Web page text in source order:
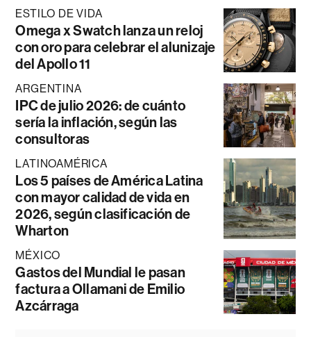
ESTILO DE VIDA
Omega x Swatch lanza un reloj
con oro para celebrar el alunizaje
del Apollo 11
ARGENTINA
IPC de julio 2026: de cuánto
sería la inflación, según las
consultoras
LATINOAMÉRICA
Los 5 países de América Latina
con mayor calidad de vida en
2026, según clasificación de
Wharton
MÉXICO
Gastos del Mundial le pasan
factura a Ollamani de Emilio
Azcárraga